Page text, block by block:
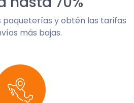
paqueterías y obtén las tarifas
más bajas.